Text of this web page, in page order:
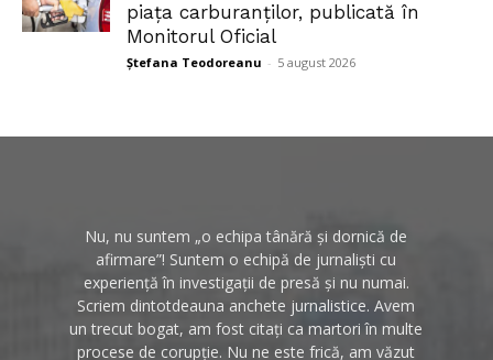
piața carburanților, publicată în
Monitorul Oficial
Ștefana Teodoreanu - 5 august 2026
Nu, nu suntem „o echipa tânără și dornică de
afirmare”! Suntem o echipă de jurnaliști cu
experiență în investigații de presă și nu numai.
Scriem dintotdeauna anchete jurnalistice. Avem
un trecut bogat, am fost citați ca martori în multe
procese de corupție. Nu ne este frică, am văzut